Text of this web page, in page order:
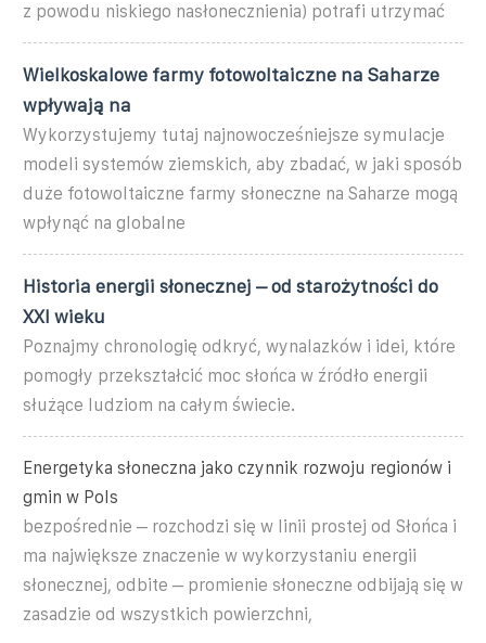
z powodu niskiego nasłonecznienia) potrafi utrzymać
Wielkoskalowe farmy fotowoltaiczne na Saharze
wpływają na
Wykorzystujemy tutaj najnowocześniejsze symulacje
modeli systemów ziemskich, aby zbadać, w jaki sposób
duże fotowoltaiczne farmy słoneczne na Saharze mogą
wpłynąć na globalne
Historia energii słonecznej – od starożytności do
XXI wieku
Poznajmy chronologię odkryć, wynalazków i idei, które
pomogły przekształcić moc słońca w źródło energii
służące ludziom na całym świecie.
Energetyka słoneczna jako czynnik rozwoju regionów i
gmin w Pols
bezpośrednie – rozchodzi się w linii prostej od Słońca i
ma największe znaczenie w wykorzystaniu energii
słonecznej, odbite – promienie słoneczne odbijają się w
zasadzie od wszystkich powierzchni,